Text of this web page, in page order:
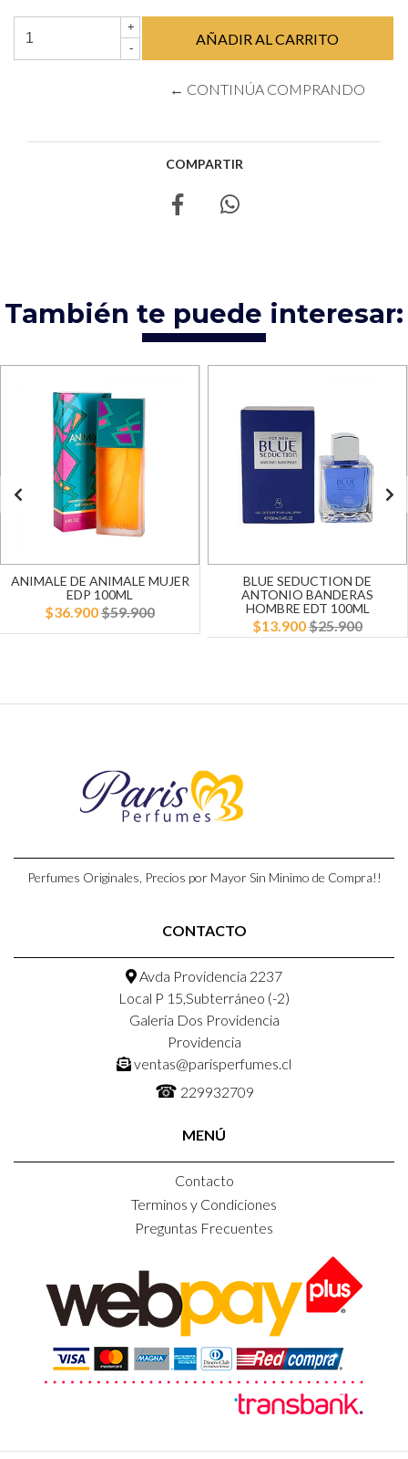
+
-
← CONTINÚA COMPRANDO
COMPARTIR
También te puede interesar:
ANIMALE DE ANIMALE MUJER
EDP 100ML
$36.900$59.900
BLUE SEDUCTION DE
ANTONIO BANDERAS
HOMBRE EDT 100ML
$13.900$25.900
Perfumes Originales, Precios por Mayor Sin Minimo de Compra!!
CONTACTO
Avda Providencia 2237
Local P 15,Subterráneo (-2)
Galeria Dos Providencia
Providencia
ventas@parisperfumes.cl
☎ 229932709
MENÚ
Contacto
Terminos y Condiciones
Preguntas Frecuentes